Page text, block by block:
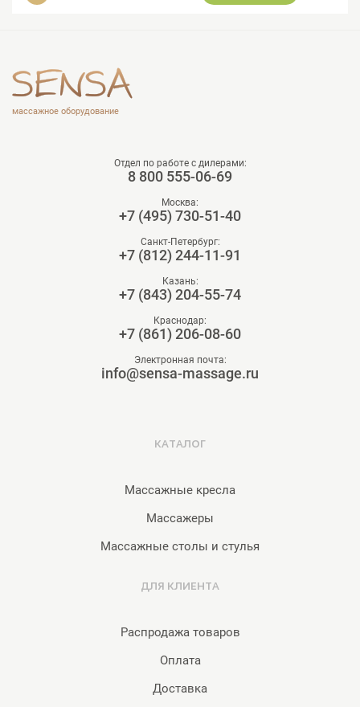
массажное оборудование
Отдел по работе с дилерами:
8 800 555-06-69
Москва:
+7 (495) 730-51-40
Санкт-Петербург:
+7 (812) 244-11-91
Казань:
+7 (843) 204-55-74
Краснодар:
+7 (861) 206-08-60
Электронная почта:
info@sensa-massage.ru
КАТАЛОГ
Массажные кресла
Массажеры
Массажные столы и стулья
ДЛЯ КЛИЕНТА
Распродажа товаров
Оплата
Доставка